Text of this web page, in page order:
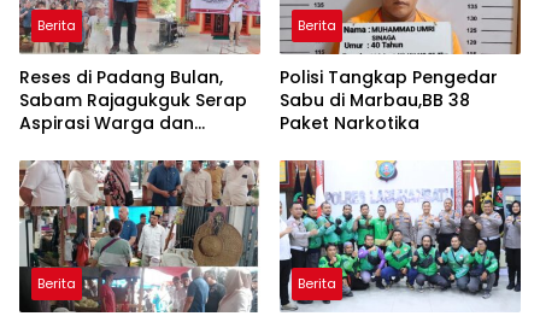
Berita
Reses di Padang Bulan,
Sabam Rajagukguk Serap
Aspirasi Warga dan
Berita
Polisi Tangkap Pengedar
Sabu di Marbau,BB 38
Paket Narkotika
Berita Berita